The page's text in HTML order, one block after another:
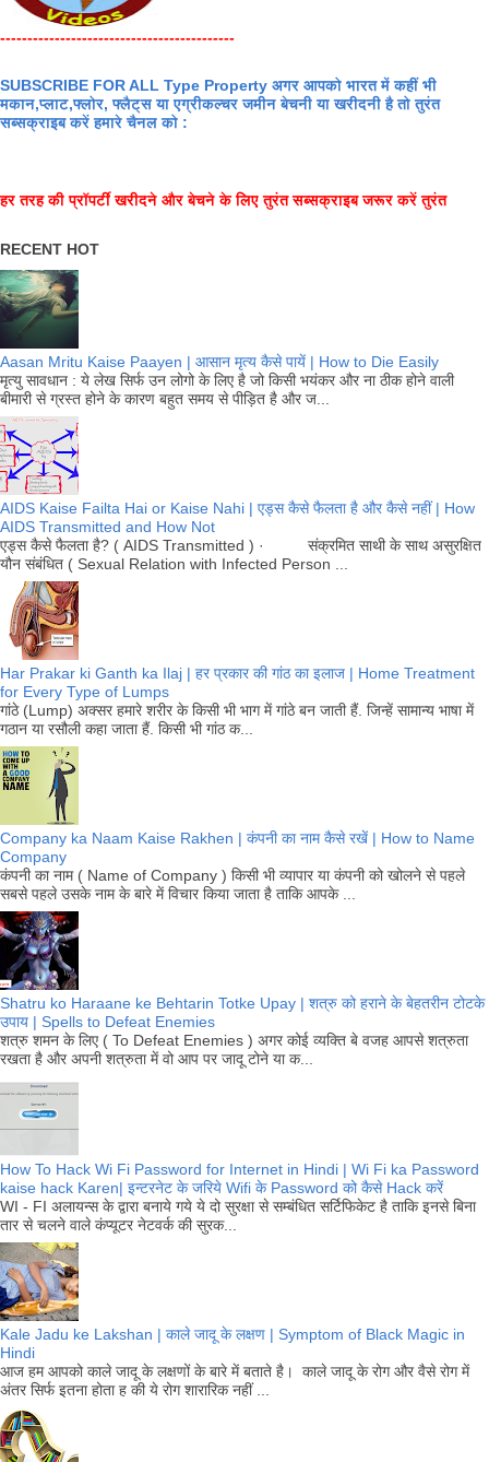
-------------------------------------------
SUBSCRIBE FOR ALL Type Property अगर आपको भारत में कहीं भी
मकान,प्लाट,फ्लोर, फ्लैट्स या एग्रीकल्चर जमीन बेचनी या खरीदनी है तो तुरंत
सब्सक्राइब करें हमारे चैनल को :
हर तरह की प्रॉपर्टी खरीदने और बेचने के लिए तुरंत सब्सक्राइब जरूर करें तुरंत
RECENT HOT
Aasan Mritu Kaise Paayen | आसान मृत्य कैसे पायें | How to Die Easily
मृत्यु सावधान : ये लेख सिर्फ उन लोगो के लिए है जो किसी भयंकर और ना ठीक होने वाली
बीमारी से ग्रस्त होने के कारण बहुत समय से पीड़ित है और ज...
AIDS Kaise Failta Hai or Kaise Nahi | एड्स कैसे फैलता है और कैसे नहीं | How
AIDS Transmitted and How Not
एड्स कैसे फैलता है? ( AIDS Transmitted ) · संक्रमित साथी के साथ असुरक्षित
यौन संबंधित ( Sexual Relation with Infected Person ...
Har Prakar ki Ganth ka Ilaj | हर प्रकार की गांठ का इलाज | Home Treatment
for Every Type of Lumps
गांठे (Lump) अक्सर हमारे शरीर के किसी भी भाग में गांठे बन जाती हैं. जिन्हें सामान्य भाषा में
गठान या रसौली कहा जाता हैं. किसी भी गांठ क...
Company ka Naam Kaise Rakhen | कंपनी का नाम कैसे रखें | How to Name
Company
कंपनी का नाम ( Name of Company ) किसी भी व्यापार या कंपनी को खोलने से पहले
सबसे पहले उसके नाम के बारे में विचार किया जाता है ताकि आपके ...
Shatru ko Haraane ke Behtarin Totke Upay | शत्रु को हराने के बेहतरीन टोटके
उपाय | Spells to Defeat Enemies
शत्रु शमन के लिए ( To Defeat Enemies ) अगर कोई व्यक्ति बे वजह आपसे शत्रुता
रखता है और अपनी शत्रुता में वो आप पर जादू टोने या क...
How To Hack Wi Fi Password for Internet in Hindi | Wi Fi ka Password
kaise hack Karen| इन्टरनेट के जरिये Wifi के Password को कैसे Hack करें
WI - FI अलायन्स के द्वारा बनाये गये ये दो सुरक्षा से सम्बंधित सर्टिफिकेट है ताकि इनसे बिना
तार से चलने वाले कंप्यूटर नेटवर्क की सुरक...
Kale Jadu ke Lakshan | काले जादू के लक्षण | Symptom of Black Magic in
Hindi
आज हम आपको काले जादू के लक्षणों के बारे में बताते है। काले जादू के रोग और वैसे रोग में
अंतर सिर्फ इतना होता ह की ये रोग शारारिक नहीं ...